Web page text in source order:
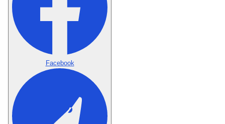
Facebook